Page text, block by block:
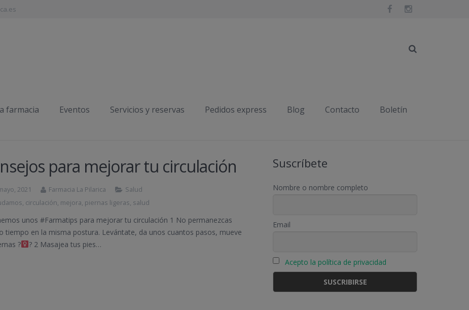
farmacia Eventos Servicios y reservas Pedidos express Blog Contacto Boletín
para mejorar tu circulación
2021 Farmacia La Pilarica
Salud
, circulación, mejora, piernas ligeras, salud
unos #Farmatips para mejorar tu circulación 1 No permanezcas
tiempo en la misma postura. Levántate, da unos cuantos pasos, mueve
?‍
? 2 Masajea tus pies…
Suscríbete
Nombre o nombre completo
Email
Acepto la política de privacidad